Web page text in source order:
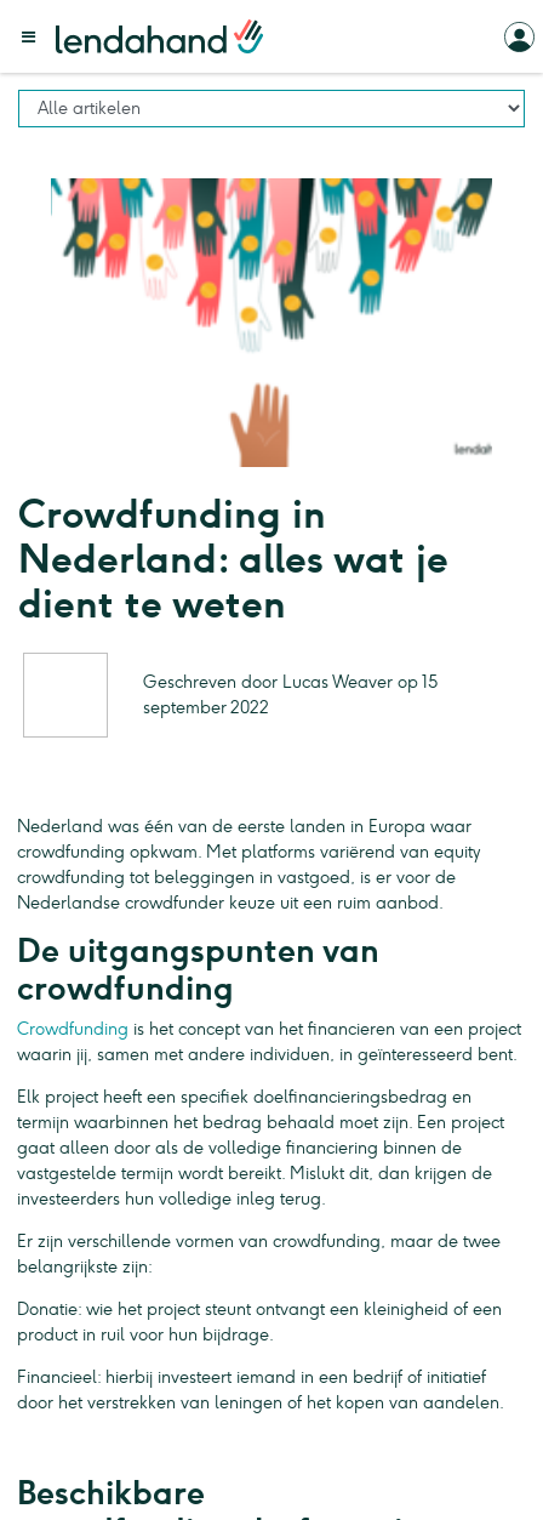
Crowdfunding in
Nederland: alles wat je
dient te weten
Geschreven door Lucas Weaver op 15
september 2022
Nederland was één van de eerste landen in Europa waar
crowdfunding opkwam. Met platforms variërend van equity
crowdfunding tot beleggingen in vastgoed, is er voor de
Nederlandse crowdfunder keuze uit een ruim aanbod.
De uitgangspunten van
crowdfunding
Crowdfunding is het concept van het financieren van een project
waarin jij, samen met andere individuen, in geïnteresseerd bent.
Elk project heeft een specifiek doelfinancieringsbedrag en
termijn waarbinnen het bedrag behaald moet zijn. Een project
gaat alleen door als de volledige financiering binnen de
vastgestelde termijn wordt bereikt. Mislukt dit, dan krijgen de
investeerders hun volledige inleg terug.
Er zijn verschillende vormen van crowdfunding, maar de twee
belangrijkste zijn:
Donatie: wie het project steunt ontvangt een kleinigheid of een
product in ruil voor hun bijdrage.
Financieel: hierbij investeert iemand in een bedrijf of initiatief
door het verstrekken van leningen of het kopen van aandelen.
Beschikbare